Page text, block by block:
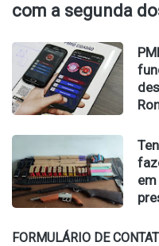
com a segunda
FORMULÁRIO DE